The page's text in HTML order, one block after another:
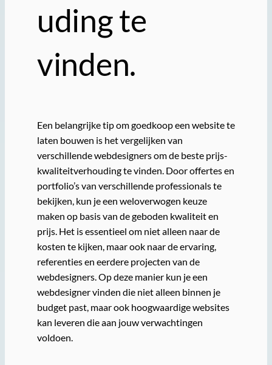
uding te
vinden.
Een belangrijke tip om goedkoop een website te
laten bouwen is het vergelijken van
verschillende webdesigners om de beste prijs-
kwaliteitverhouding te vinden. Door offertes en
portfolio’s van verschillende professionals te
bekijken, kun je een weloverwogen keuze
maken op basis van de geboden kwaliteit en
prijs. Het is essentieel om niet alleen naar de
kosten te kijken, maar ook naar de ervaring,
referenties en eerdere projecten van de
webdesigners. Op deze manier kun je een
webdesigner vinden die niet alleen binnen je
budget past, maar ook hoogwaardige websites
kan leveren die aan jouw verwachtingen
voldoen.